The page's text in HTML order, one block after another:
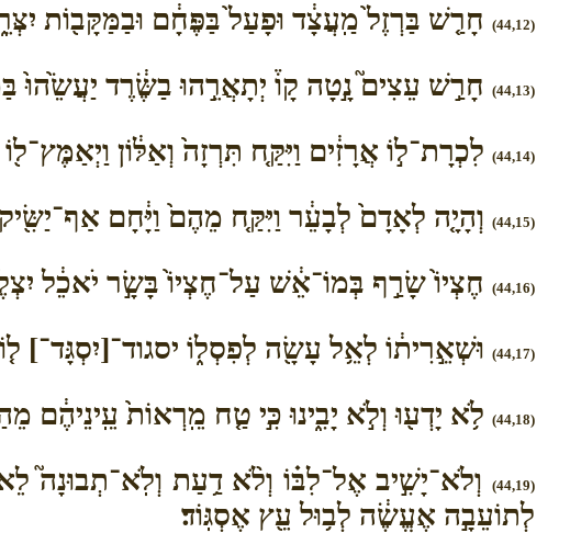
(44,12) חָרַ֤שׁ בַּרְזֶל֙ מַֽעֲצָ֔ד וּפָעַל֙ בַּפֶּחָ֔ם וּבַמַּקָּב֖וֹת
(44,13) חָרַ֣שׁ עֵצִים֮ נָ֣טָה קָו֒ יְתָאֲרֵ֣הוּ בַשֶּׂ֔רֶד יַעֲשֵׂ֙הוּ֙
(44,14) לִכְרָת־ל֣וֹ אֲרָזִ֔ים וַיִּקַּ֤ח תִּרְזָה֙ וְאַלּ֔וֹן
(44,15) וְהָיָ֤ה לְאָדָם֙ לְבָעֵ֔ר וַיִּקַּ֤ח מֵהֶם֙ וַיָּ֔חָם
(44,16) חֶצְיוֹ֙ שָׂרַ֣ף בְּמוֹ־אֵ֔שׁ עַל־חֶצְיוֹ֙ בָּשָׂ֣ר יֹאכֵ֔ל
(44,17) וּשְׁאֵ֣רִית֔וֹ לְאֵ֥ל עָשָׂ֖ה לְפִסְל֑וֹ יסגוד־[יִסְגָּד־]
(44,18) לֹ֥א יָדְע֖וּ וְלֹ֣א יָבִ֑ינוּ כִּ֣י טַ֤ח מֵֽרְאוֹת֙ עֵֽינֵיהֶ֔ם
(44,19)
וְלֹא־יָשִׁ֣יב אֶל־לִבּ֗וֹ וְלֹ֨א דַ֥עַת וְלֹֽא־תְבוּנָה֮
לְתוֹעֵבָ֣ה אֶעֱשֶׂ֔ה לְב֥וּל עֵ֖ץ אֶסְגּֽוֹד׃